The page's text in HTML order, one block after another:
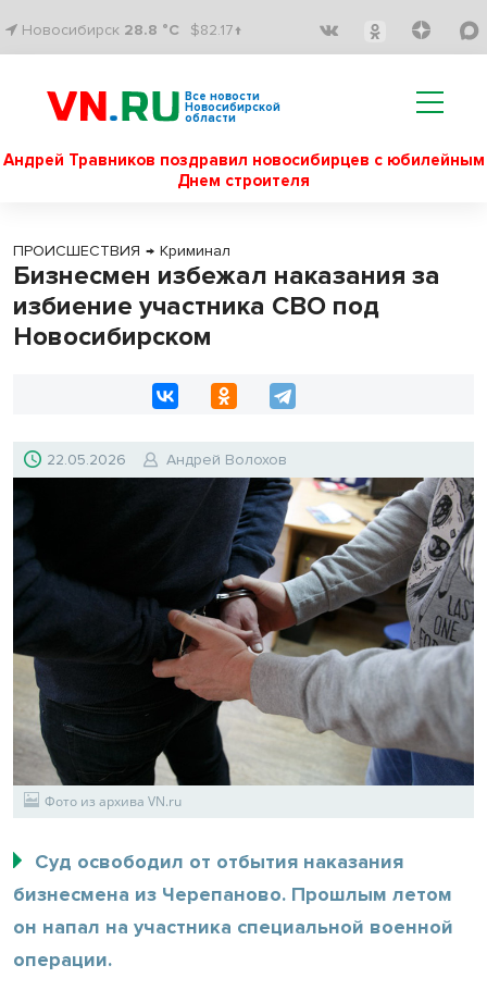
Новосибирск 28.8 °C $82.17↑
Все новости
Новосибирской
области
Андрей Травников поздравил новосибирцев с юбилейным
Днем строителя
ПРОИСШЕСТВИЯ → Криминал
Бизнесмен избежал наказания за
избиение участника СВО под
Новосибирском
22.05.2026 Андрей Волохов
Фото из архива VN.ru
Суд освободил от отбытия наказания
бизнесмена из Черепаново. Прошлым летом
он напал на участника специальной военной
операции.